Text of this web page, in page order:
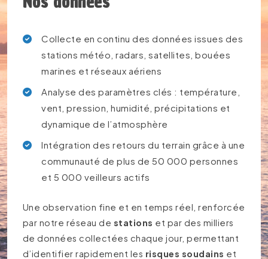
Collecte en continu des données issues des
stations météo, radars, satellites, bouées
marines et réseaux aériens
Analyse des paramètres clés : température,
vent, pression, humidité, précipitations et
dynamique de l’atmosphère
Intégration des retours du terrain grâce à une
communauté de plus de 50 000 personnes
et 5 000 veilleurs actifs
Une observation fine et en temps réel, renforcée
par notre réseau de stations et par des milliers
de données collectées chaque jour, permettant
d’identifier rapidement les risques soudains et